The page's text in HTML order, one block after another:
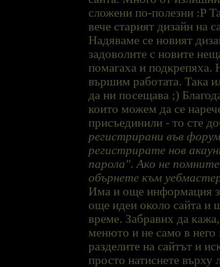
сложени по-полезни :P
вече старият дизайн на
Надяваме се новият
задоволите с новите
помагаха и подкрепяха.
вършим работата. Така
да ни посещава ;)
които можем да се
присъединили - то сте
регистрирани във
регистрирате нов
парола". Ако не
обърнете към
Има и още информация
още идеи около сайта и
време. Забравих да
менюто и не само в
разделите на сайтът и
просто натиснете